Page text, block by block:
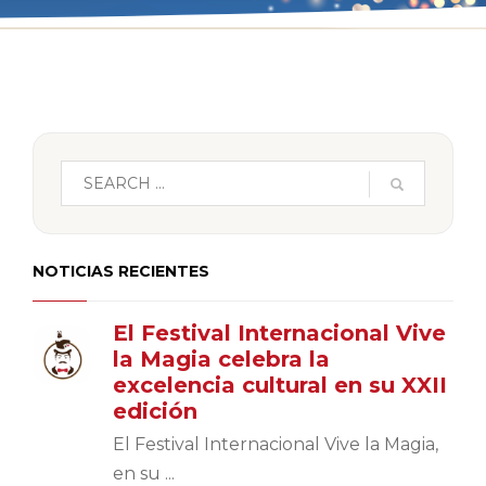
NOTICIAS RECIENTES
El Festival Internacional Vive
la Magia celebra la
excelencia cultural en su XXII
edición
El Festival Internacional Vive la Magia,
en su ...